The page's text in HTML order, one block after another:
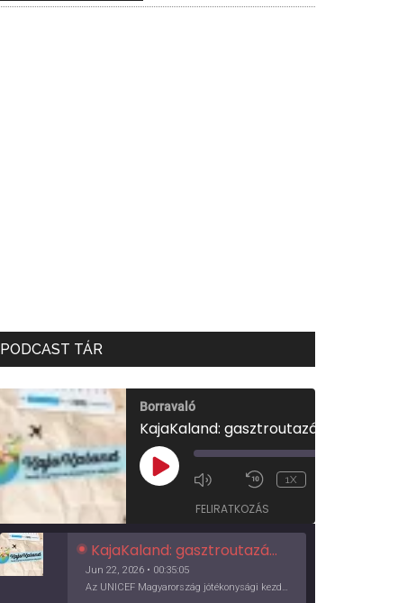
PODCAST TÁR
Borravaló
PLAY
EPISODE
1X
FELIRATKOZÁS
KajaKaland: gasztroutazás a föld körül
Jun 22, 2026 • 00:35:05
Az UNICEF Magyarország jótékonysági kezdeményezése izgalmas, egész éves világkörüli ízutazásra hív, igazi családi program és gasztroedukáció, illetve segítség a rászorulóknak is egyben.